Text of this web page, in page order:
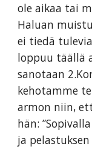
ole aikaa tai
Haluan
ei tiedä
loppuu täällä
sanotaan
kehotamme
armon niin,
hän:
ja